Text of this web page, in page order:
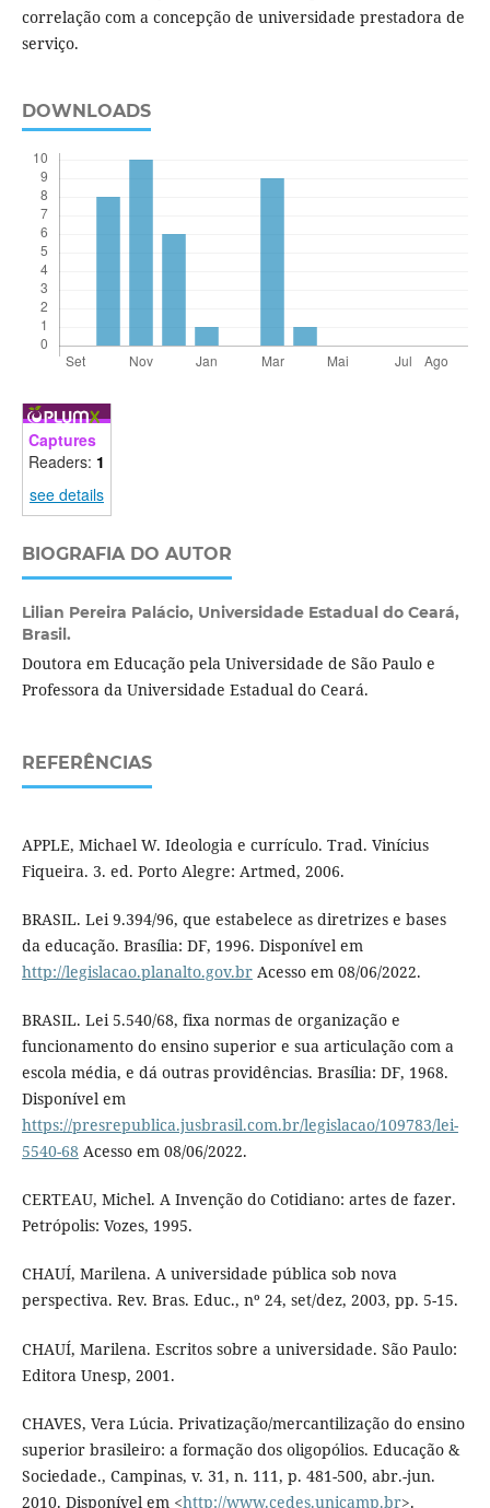
correlação com a concepção de universidade prestadora de
serviço.
DOWNLOADS
Captures
Readers: 1
see details
BIOGRAFIA DO AUTOR
Lilian Pereira Palácio, Universidade Estadual do Ceará,
Brasil.
Doutora em Educação pela Universidade de São Paulo e
Professora da Universidade Estadual do Ceará.
REFERÊNCIAS
APPLE, Michael W. Ideologia e currículo. Trad. Vinícius
Fiqueira. 3. ed. Porto Alegre: Artmed, 2006.
BRASIL. Lei 9.394/96, que estabelece as diretrizes e bases
da educação. Brasília: DF, 1996. Disponível em
http://legislacao.planalto.gov.brAcesso em 08/06/2022.
BRASIL. Lei 5.540/68, fixa normas de organização e
funcionamento do ensino superior e sua articulação com a
escola média, e dá outras providências. Brasília: DF, 1968.
Disponível em
https://presrepublica.jusbrasil.com.br/legislacao/109783/lei-
5540-68 Acesso em 08/06/2022.
CERTEAU, Michel. A Invenção do Cotidiano: artes de fazer.
Petrópolis: Vozes, 1995.
CHAUÍ, Marilena. A universidade pública sob nova
perspectiva. Rev. Bras. Educ., nº 24, set/dez, 2003, pp. 5-15.
CHAUÍ, Marilena. Escritos sobre a universidade. São Paulo:
Editora Unesp, 2001.
CHAVES, Vera Lúcia. Privatização/mercantilização do ensino
superior brasileiro: a formação dos oligopólios. Educação &
Sociedade., Campinas, v. 31, n. 111, p. 481-500, abr.-jun.
2010. Disponível em <http://www.cedes.unicamp.br>.